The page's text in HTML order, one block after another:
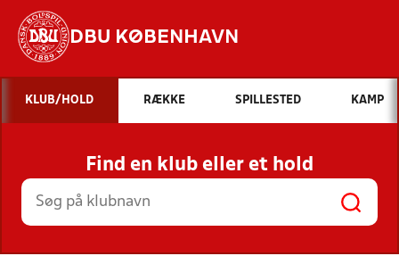
DBU KØBENHAVN
Hvad vil du søge efter?
INDHOLD OG NYHEDER
STILLINGER, RESULTATER, KLUBBER OG
HOLD
KLUB/HOLD RÆKKE SPILLESTED KAMP
Find en klub eller et hold